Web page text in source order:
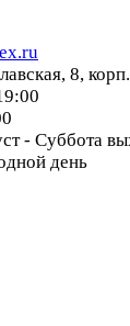
8,
- Суббота
день